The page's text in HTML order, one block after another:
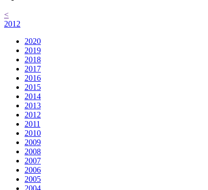
<
2012
2020
2019
2018
2017
2016
2015
2014
2013
2012
2011
2010
2009
2008
2007
2006
2005